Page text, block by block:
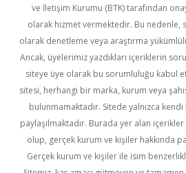
ve İletişim Kurumu (BTK) tarafından
olarak hizmet vermektedir. Bu
olarak denetleme veya araştırma
Ancak, üyelerimiz yazdıkları içeriklerin
siteye üye olarak bu sorumluluğu kabul
sitesi, herhangi bir marka, kurum veya
bulunmamaktadır. Sitede yalnızca kendi
paylaşılmaktadır. Burada yer alan
olup, gerçek kurum ve kişiler hakkında
Gerçek kurum ve kişiler ile isim